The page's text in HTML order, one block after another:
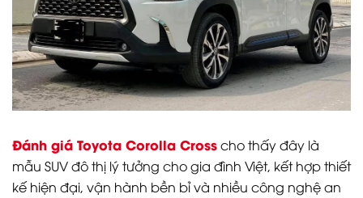
Đánh giá Toyota Corolla Crosscho thấy đây là
mẫu SUV đô thị lý tưởng cho gia đình Việt, kết hợp thiết
kế hiện đại, vận hành bền bỉ và nhiều công nghệ an